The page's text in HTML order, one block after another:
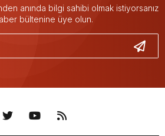
anında bilgi sahibi olmak istiyorsanız
bültenine üye olun.